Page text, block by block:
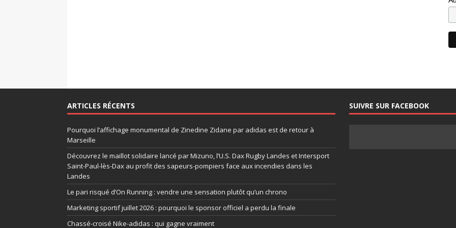
ARTICLES RÉCENTS
Pourquoi l’affichage monumental de Zinedine Zidane par adidas est de retour à
Marseille
Découvrez le maillot solidaire lancé par Mizuno, l’U.S. Dax Rugby Landes et Intersport
Saint-Paul-lès-Dax au profit des sapeurs-pompiers face aux incendies dans les
Landes
Le pari risqué d’On Running : vendre une sensation plutôt qu’un chrono
Marketing sportif juillet 2026 : pourquoi le sponsor officiel a perdu la finale
Chassé-croisé Nike-adidas : qui gagne vraiment
SUIVRE SUR FACEBOOK